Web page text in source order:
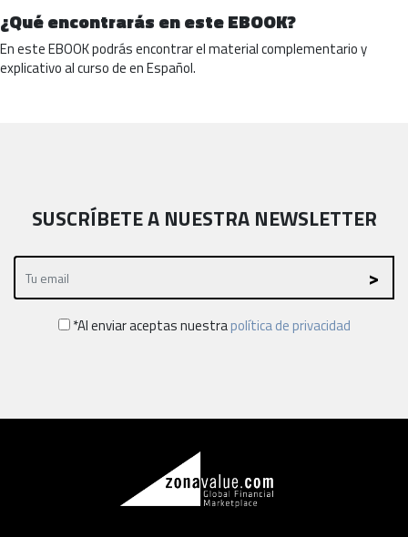
¿Qué encontrarás en este EBOOK?
En este EBOOK podrás encontrar el material complementario y
explicativo al curso de en Español.
SUSCRÍBETE A NUESTRA NEWSLETTER
*Al enviar aceptas nuestrapolítica de privacidad